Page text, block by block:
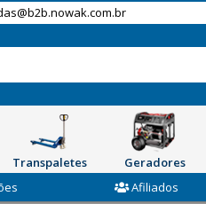
Transpaletes Geradores
Afiliados